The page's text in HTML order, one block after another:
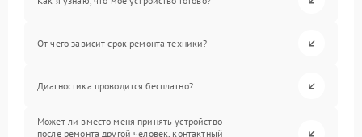
От чего зависит срок ремонта техники?
Диагностика проводится бесплатно?
Может ли вместо меня принять устройство
после ремонта другой человек, контактный